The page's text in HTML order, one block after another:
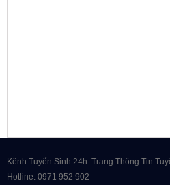
Kênh Tuyển Sinh 24h: Trang Thông Tin
Hotline: 0971 952 902